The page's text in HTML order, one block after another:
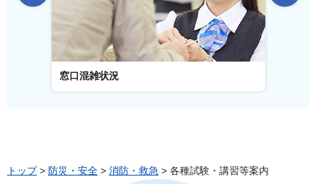
窓口混雑状況
トップ> 防災・安全 > 消防・救急 > 各種試験・講習等案内